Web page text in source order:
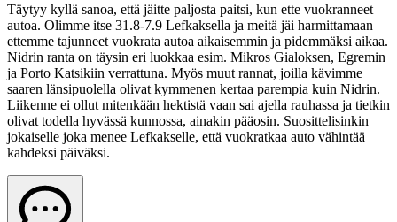
Täytyy kyllä sanoa, että jäitte paljosta paitsi, kun ette vuokranneet
autoa. Olimme itse 31.8-7.9 Lefkaksella ja meitä jäi harmittamaan
ettemme tajunneet vuokrata autoa aikaisemmin ja pidemmäksi aikaa.
Nidrin ranta on täysin eri luokkaa esim. Mikros Gialoksen, Egremin
ja Porto Katsikiin verrattuna. Myös muut rannat, joilla kävimme
saaren länsipuolella olivat kymmenen kertaa parempia kuin Nidrin.
Liikenne ei ollut mitenkään hektistä vaan sai ajella rauhassa ja tietkin
olivat todella hyvässä kunnossa, ainakin pääosin. Suosittelisinkin
jokaiselle joka menee Lefkakselle, että vuokratkaa auto vähintää
kahdeksi päiväksi.